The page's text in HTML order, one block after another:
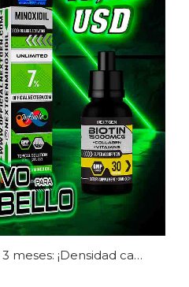
Unlimited 7% - Pack de 3 meses: ¡Densidad capilar al máximo!